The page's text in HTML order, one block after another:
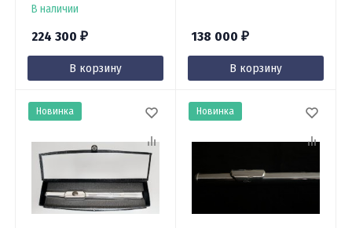
В наличии
224 300 ₽
В корзину
138 000 ₽
В корзину
Новинка Новинка